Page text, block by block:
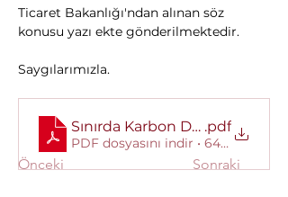
Önceki Sonraki
Ticaret Bakanlığı'ndan alınan söz
konusu yazı ekte gönderilmektedir.
Saygılarımızla.
Sınırda Karbon Düzenleme
.pdf
PDF dosyasını indir • 641KB